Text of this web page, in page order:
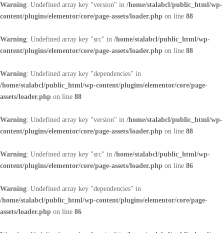
Warning: Undefined array key "version" in /home/stalabcl/public_html/wp-
content/plugins/elementor/core/page-assets/loader.php on line 88
Warning: Undefined array key "src" in /home/stalabcl/public_html/wp-
content/plugins/elementor/core/page-assets/loader.php on line 88
Warning: Undefined array key "dependencies" in
/home/stalabcl/public_html/wp-content/plugins/elementor/core/page-
assets/loader.php on line 88
Warning: Undefined array key "version" in /home/stalabcl/public_html/wp-
content/plugins/elementor/core/page-assets/loader.php on line 88
Warning: Undefined array key "src" in /home/stalabcl/public_html/wp-
content/plugins/elementor/core/page-assets/loader.php on line 86
Warning: Undefined array key "dependencies" in
/home/stalabcl/public_html/wp-content/plugins/elementor/core/page-
assets/loader.php on line 86